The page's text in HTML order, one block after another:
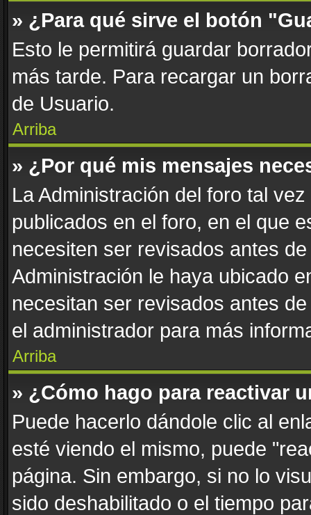
» ¿Para qué sirve el botón
Esto le permitirá guardar
más tarde. Para recargar un
de Usuario.
Arriba
» ¿Por qué mis mensajes
La Administración del foro tal
publicados en el foro, en el que
necesiten ser revisados antes
Administración le haya ubicado
necesitan ser revisados antes
el administrador para más
Arriba
» ¿Cómo hago para reactivar
Puede hacerlo dándole clic al
esté viendo el mismo, puede
página. Sin embargo, si no lo
sido deshabilitado o el tiempo